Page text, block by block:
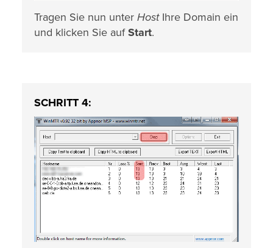
Tragen Sie nun unter HostIhre Domain ein
und klicken Sie aufStart.
SCHRITT 4: